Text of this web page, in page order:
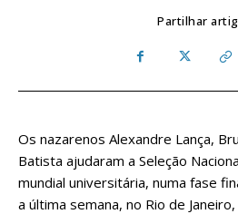
Partilhar
Os nazarenos Alexandre Lança,
Batista ajudaram a Seleção
mundial universitária, numa fase
a última semana, no Rio de